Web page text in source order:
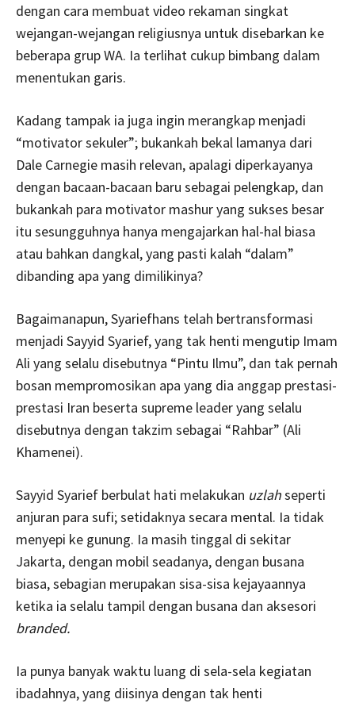
dengan cara membuat video rekaman singkat
wejangan-wejangan religiusnya untuk disebarkan ke
beberapa grup WA. Ia terlihat cukup bimbang dalam
menentukan garis.
Kadang tampak ia juga ingin merangkap menjadi
“motivator sekuler”; bukankah bekal lamanya dari
Dale Carnegie masih relevan, apalagi diperkayanya
dengan bacaan-bacaan baru sebagai pelengkap, dan
bukankah para motivator mashur yang sukses besar
itu sesungguhnya hanya mengajarkan hal-hal biasa
atau bahkan dangkal, yang pasti kalah “dalam”
dibanding apa yang dimilikinya?
Bagaimanapun, Syariefhans telah bertransformasi
menjadi Sayyid Syarief, yang tak henti mengutip Imam
Ali yang selalu disebutnya “Pintu Ilmu”, dan tak pernah
bosan mempromosikan apa yang dia anggap prestasi-
prestasi Iran beserta supreme leader yang selalu
disebutnya dengan takzim sebagai “Rahbar” (Ali
Khamenei).
Sayyid Syarief berbulat hati melakukan uzlahseperti
anjuran para sufi; setidaknya secara mental. Ia tidak
menyepi ke gunung. Ia masih tinggal di sekitar
Jakarta, dengan mobil seadanya, dengan busana
biasa, sebagian merupakan sisa-sisa kejayaannya
ketika ia selalu tampil dengan busana dan aksesori
branded.
Ia punya banyak waktu luang di sela-sela kegiatan
ibadahnya, yang diisinya dengan tak henti